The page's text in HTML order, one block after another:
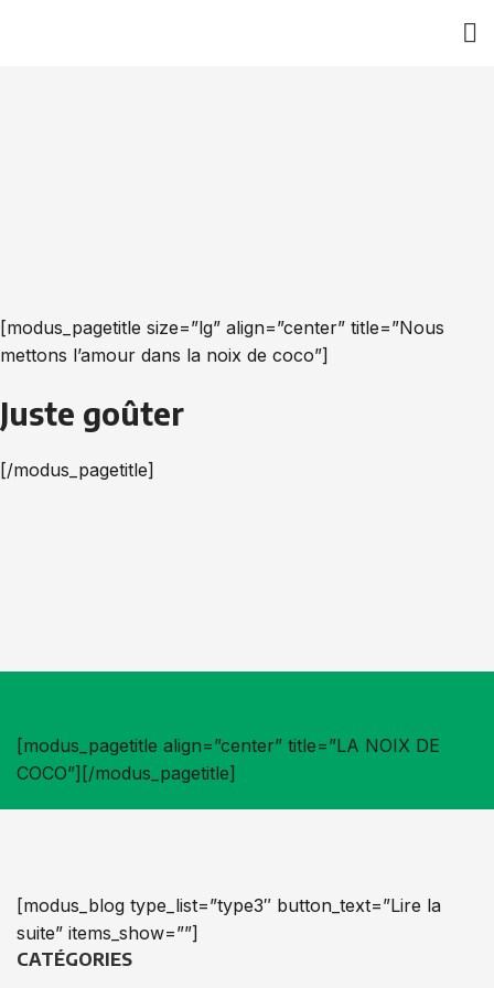
[modus_pagetitle size=”lg” align=”center” title=”Nous
mettons l’amour dans la noix de coco”]
Juste goûter
[/modus_pagetitle]
[modus_pagetitle align=”center” title=”LA NOIX DE
COCO”][/modus_pagetitle]
[modus_blog type_list=”type3″ button_text=”Lire la
suite” items_show=””]
CATÉGORIES